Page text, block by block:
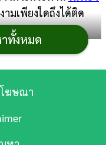
ามเพียงใดถึงได้ติด
ทั้งหมด
ฆษณา